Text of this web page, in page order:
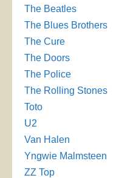
The Beatles
The Blues Brothers
The Cure
The Doors
The Police
The Rolling Stones
Toto
U2
Van Halen
Yngwie Malmsteen
ZZ Top